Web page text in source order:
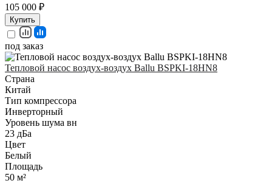
105 000 ₽
Купить
под заказ
Тепловой насос воздух-воздух Ballu BSPKI-18HN8
Страна
Китай
Тип компрессора
Инверторный
Уровень шума вн
23 дБа
Цвет
Белый
Площадь
50 м²